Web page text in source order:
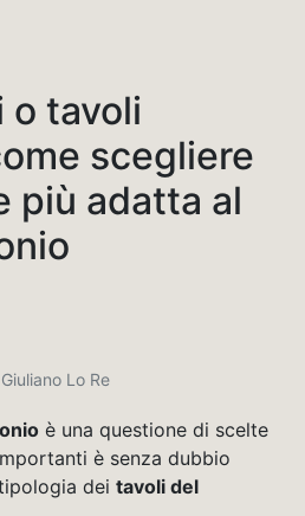
o tavoli
scegliere
più adatta al
Lo Re
è una questione di scelte
è senza dubbio
dei tavoli del